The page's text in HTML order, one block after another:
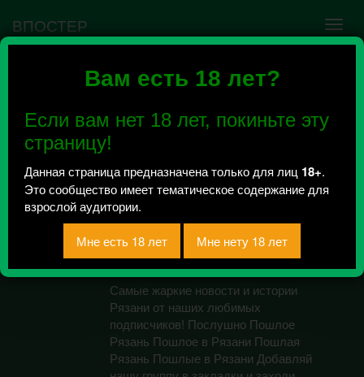
Вам есть 18 лет?
Если вам нет 18 лет, покиньте эту
страницу!
Данная страница предназначена только для лиц 18+.
Это сообщество имеет тематическое содержание для
взрослой аудитории.
ВПОСТЕР
Ошибка VK API #5
сообщества нужно авторизоваться на сервисе
повторно.
Подслушано Пошлое
Рязань
Всего 23, за сегодня 0 сообщений
отправлено / Рейтинг 6
Самые жаркие новости и истории
Рязани от наших любимых
подписчиков! Послушно Пошлое
Рязань Пошлое в Рязани Пошлая
Рязань Пошлые в Рязани Добавляй